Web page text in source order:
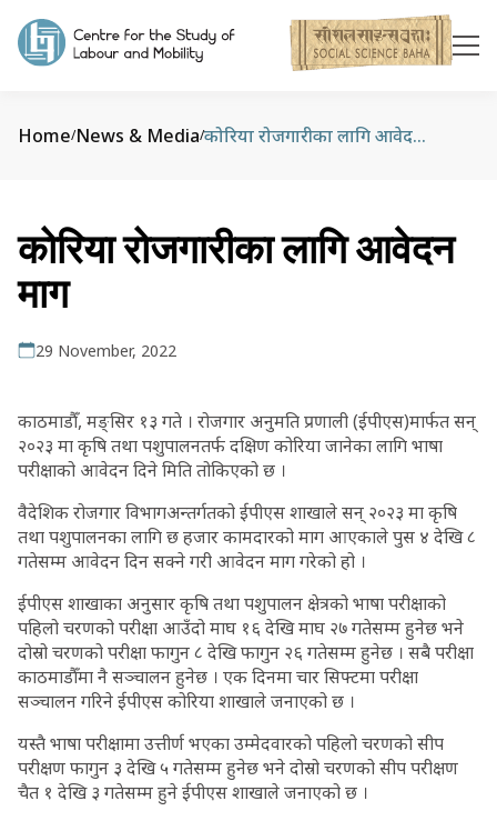
Home/News & Media/ कोरिया रोजगारीका लागि आवेदन माग
कोरिया रोजगारीका लागि आवेदन
माग
29 November, 2022
काठमाडौँ, मङ्सिर १३ गते । रोजगार अनुमति प्रणाली (ईपीएस)मार्फत सन्
२०२३ मा कृषि तथा पशुपालनतर्फ दक्षिण कोरिया जानेका लागि भाषा
परीक्षाको आवेदन दिने मिति तोकिएको छ ।
वैदेशिक रोजगार विभागअन्तर्गतको ईपीएस शाखाले सन् २०२३ मा कृषि
तथा पशुपालनका लागि छ हजार कामदारको माग आएकाले पुस ४ देखि ८
गतेसम्म आवेदन दिन सक्ने गरी आवेदन माग गरेको हो ।
ईपीएस शाखाका अनुसार कृषि तथा पशुपालन क्षेत्रको भाषा परीक्षाको
पहिलो चरणको परीक्षा आउँदो माघ १६ देखि माघ २७ गतेसम्म हुनेछ भने
दोस्रो चरणको परीक्षा फागुन ८ देखि फागुन २६ गतेसम्म हुनेछ । सबै परीक्षा
काठमाडौँमा नै सञ्चालन हुनेछ । एक दिनमा चार सिफ्टमा परीक्षा
सञ्चालन गरिने ईपीएस कोरिया शाखाले जनाएको छ ।
यस्तै भाषा परीक्षामा उत्तीर्ण भएका उम्मेदवारको पहिलो चरणको सीप
परीक्षण फागुन ३ देखि ५ गतेसम्म हुनेछ भने दोस्रो चरणको सीप परीक्षण
चैत १ देखि ३ गतेसम्म हुने ईपीएस शाखाले जनाएको छ ।